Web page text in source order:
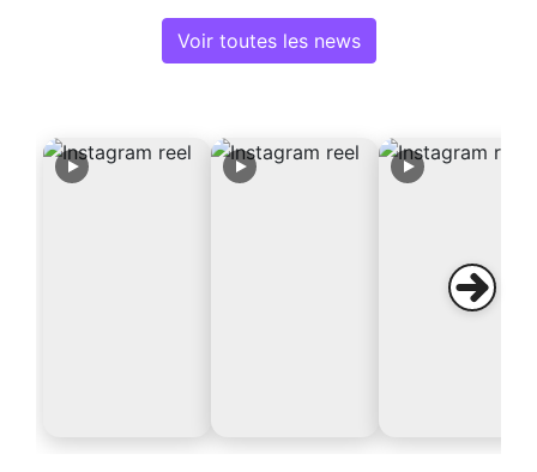
Voir toutes les news